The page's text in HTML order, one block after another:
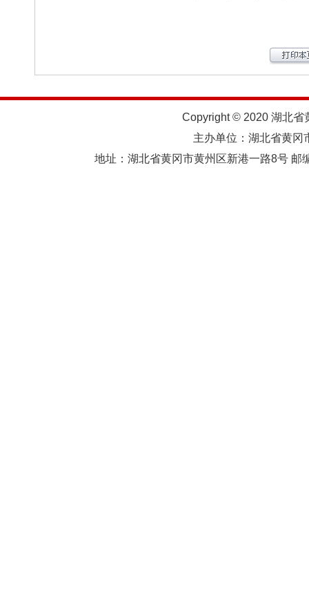
Copyright © 2020 湖北省
主办单位：湖北省黄
地址：湖北省黄冈市黄州区新港一路8号